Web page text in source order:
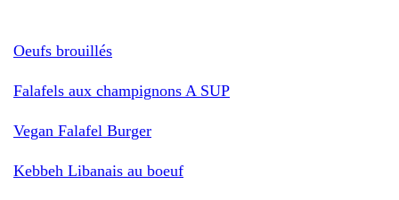
Oeufs brouillés
Falafels aux champignons A SUP
Vegan Falafel Burger
Kebbeh Libanais au boeuf